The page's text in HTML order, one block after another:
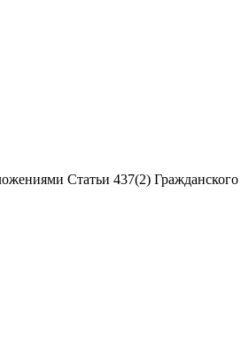
Статьи 437(2) Гражданского